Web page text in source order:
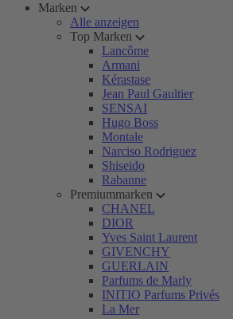
Marken
Alle anzeigen
Top Marken
Lancôme
Armani
Kérastase
Jean Paul Gaultier
SENSAI
Hugo Boss
Montale
Narciso Rodriguez
Shiseido
Rabanne
Premiummarken
CHANEL
DIOR
Yves Saint Laurent
GIVENCHY
GUERLAIN
Parfums de Marly
INITIO Parfums Privés
La Mer